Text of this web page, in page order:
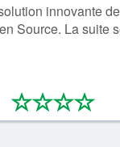
innovante
Source. La suite
****
0/4